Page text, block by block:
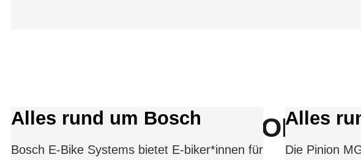
SWISS BRAND OF
Alles rund um Bosch
Bosch E-Bike Systems bietet E-biker*innen für
Alles
Die Pinion